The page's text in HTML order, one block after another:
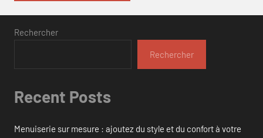
Rechercher
Rechercher
Recent Posts
Menuiserie sur mesure : ajoutez du style et du confort à votre